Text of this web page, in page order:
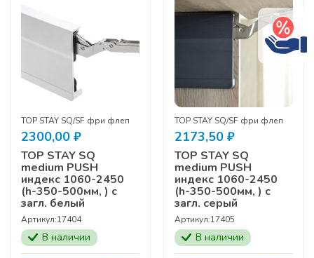
TOP STAY SQ/SF фри флеп
2300,00 ₽
TOP STAY SQ
medium PUSH
индекс 1060-2450
(h-350-500мм, ) с
загл. белый
Артикул:17404
В наличии
TOP STAY SQ/SF фри флеп
2173,50 ₽
TOP STAY SQ
medium PUSH
индекс 1060-2450
(h-350-500мм, ) с
загл. серый
Артикул:17405
В наличии